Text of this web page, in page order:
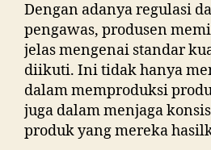
Dengan adanya regulasi
pengawas, produsen
jelas mengenai standar
diikuti. Ini tidak hanya
dalam memproduksi
juga dalam menjaga
produk yang mereka